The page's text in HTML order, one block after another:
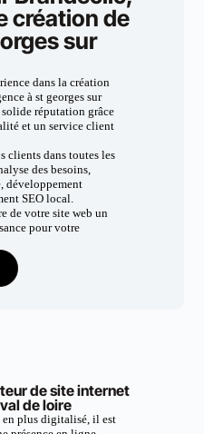
création de
sur
dans la création
à st georges sur
solide réputation grâce
et un service client
clients dans toutes les
des besoins,
développement
SEO local.
de votre site web un
pour votre
de site internet
de loire
en plus digitalisé, il est